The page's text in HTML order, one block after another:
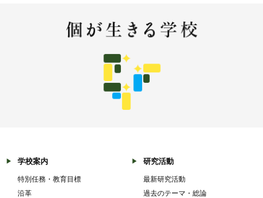
学校案内
特別任務・教育目標
沿革
研究活動
最新研究活動
過去のテーマ・総論